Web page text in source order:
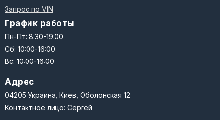
Запрос по VIN
График работы
Пн-Пт: 8:30-19:00
Сб: 10:00-16:00
Вс: 10:00-16:00
Адрес
04205 Украина, Киев, Оболонская 12
Контактное лицо: Сергей